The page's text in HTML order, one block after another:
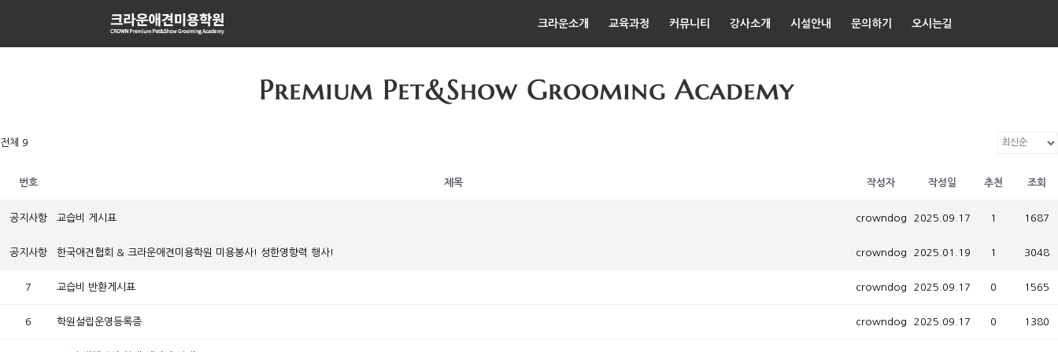
크라운소개 교육과정 커뮤니티 강사소개 시설안내 문의하기 오시는길
전체 9
번호 제목 작성자 작성일 추천 조회
공지사항 교습비 게시표 crowndog 2025.09.17 1 1687
공지사항 한국애견협회 & 크라운애견미용학원 미용봉사! 성한영향력 행사! crowndog 2025.01.19 1 3048
7 교습비 반환게시표 crowndog 2025.09.17 0 1565
6 학원설립운영등록증 crowndog 2025.09.17 0 1380